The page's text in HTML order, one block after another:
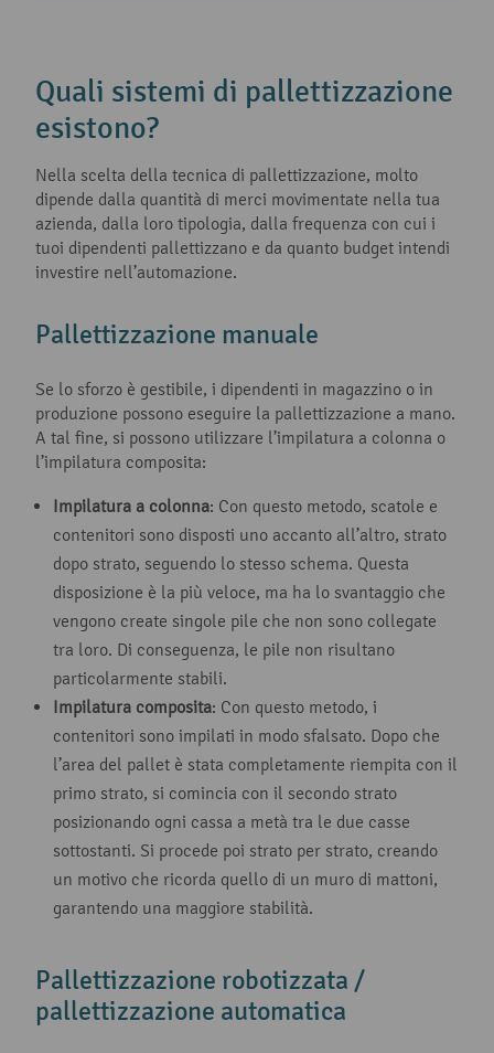
Quali sistemi di pallettizzazione
esistono?
Nella scelta della tecnica di pallettizzazione, molto
dipende dalla quantità di merci movimentate nella tua
azienda, dalla loro tipologia, dalla frequenza con cui i
tuoi dipendenti pallettizzano e da quanto budget intendi
investire nell’automazione.
Pallettizzazione manuale
Se lo sforzo è gestibile, i dipendenti in magazzino o in
produzione possono eseguire la pallettizzazione a mano.
A tal fine, si possono utilizzare l’impilatura a colonna o
l’impilatura composita:
Impilatura a colonna: Con questo metodo, scatole e
contenitori sono disposti uno accanto all’altro, strato
dopo strato, seguendo lo stesso schema. Questa
disposizione è la più veloce, ma ha lo svantaggio che
vengono create singole pile che non sono collegate
tra loro. Di conseguenza, le pile non risultano
particolarmente stabili.
Impilatura composita: Con questo metodo, i
contenitori sono impilati in modo sfalsato. Dopo che
l’area del pallet è stata completamente riempita con il
primo strato, si comincia con il secondo strato
posizionando ogni cassa a metà tra le due casse
sottostanti. Si procede poi strato per strato, creando
un motivo che ricorda quello di un muro di mattoni,
garantendo una maggiore stabilità.
Pallettizzazione robotizzata /
pallettizzazione automatica